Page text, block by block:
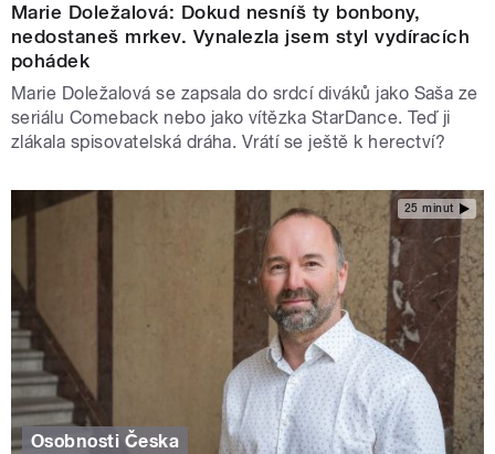
Marie Doležalová: Dokud nesníš ty bonbony,
nedostaneš mrkev. Vynalezla jsem styl vydíracích
pohádek
Marie Doležalová se zapsala do srdcí diváků jako Saša ze
seriálu Comeback nebo jako vítězka StarDance. Teď ji
zlákala spisovatelská dráha. Vrátí se ještě k herectví?
25 minut
Osobnosti Česka